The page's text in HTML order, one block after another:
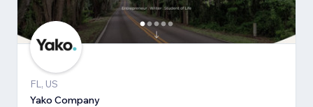
FL, US
Yako Company